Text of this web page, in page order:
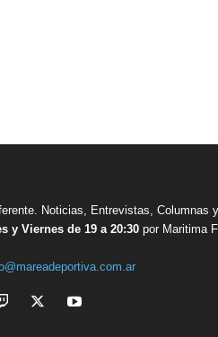
Noticias, Entrevistas,
y Viernes de 19 a 20:30por Maritima